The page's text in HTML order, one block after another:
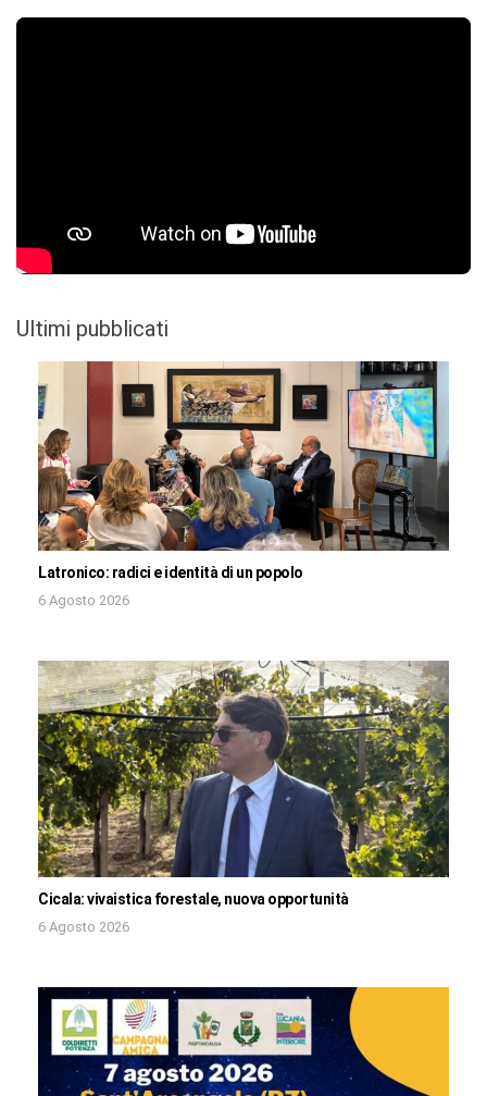
Ultimi pubblicati
Latronico: radici e identità di un popolo
6 Agosto 2026
Cicala: vivaistica forestale, nuova opportunità
6 Agosto 2026